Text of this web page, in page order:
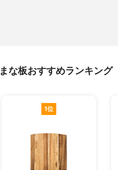
まな板おすすめランキング
1位